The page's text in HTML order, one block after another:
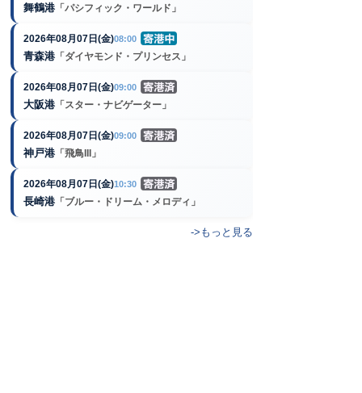
舞鶴港 「パシフィック・ワールド」
2026年08月07日(金)08:00
青森港 「ダイヤモンド・プリンセス」
2026年08月07日(金)09:00
大阪港 「スター・ナビゲーター」
2026年08月07日(金)09:00
神戸港 「飛鳥III」
2026年08月07日(金)10:30
長崎港 「ブルー・ドリーム・メロディ」
->もっと見る